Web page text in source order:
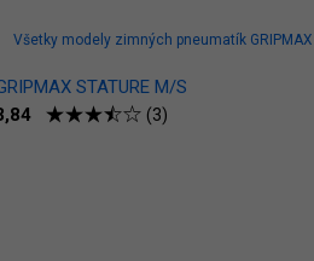
Všetky modely zimných pneumatík GRIPMAX
STATURE M/S
(3)